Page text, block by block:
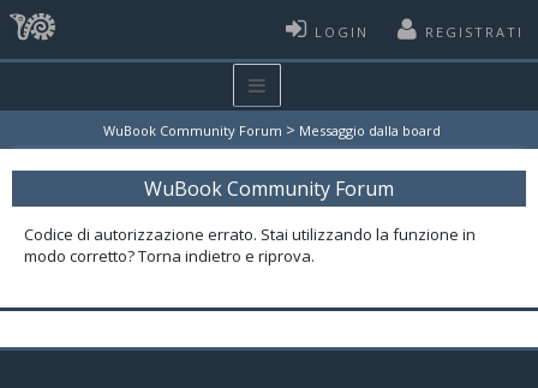
LOGIN REGISTRATI
WuBook Community Forum > Messaggio dalla board
WuBook Community Forum
Codice di autorizzazione errato. Stai utilizzando la funzione in
modo corretto? Torna indietro e riprova.